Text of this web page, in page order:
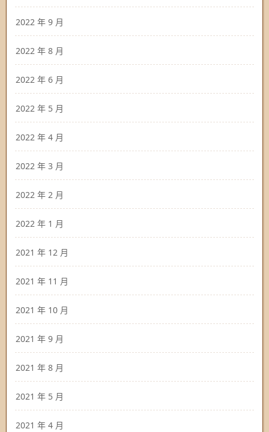
2022 年 9 月
2022 年 8 月
2022 年 6 月
2022 年 5 月
2022 年 4 月
2022 年 3 月
2022 年 2 月
2022 年 1 月
2021 年 12 月
2021 年 11 月
2021 年 10 月
2021 年 9 月
2021 年 8 月
2021 年 5 月
2021 年 4 月